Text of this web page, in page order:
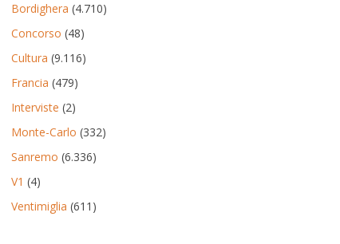
Bordighera (4.710)
Concorso (48)
Cultura (9.116)
Francia (479)
Interviste (2)
Monte-Carlo (332)
Sanremo (6.336)
V1 (4)
Ventimiglia (611)